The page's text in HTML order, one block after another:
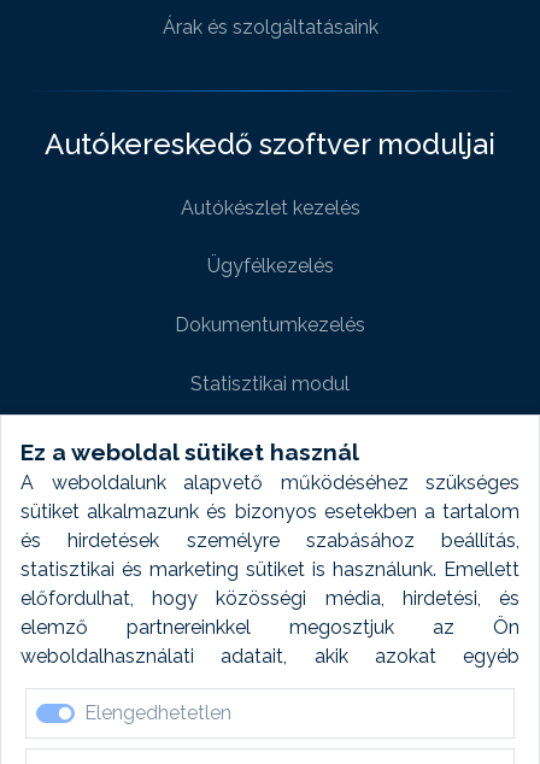
Ez a weboldal sütiket használ
A weboldalunk alapvető működéséhez szükséges
sütiket alkalmazunk és bizonyos esetekben a tartalom
és hirdetések személyre szabásához beállítás,
statisztikai és marketing sütiket is használunk. Emellett
előfordulhat, hogy közösségi média, hirdetési, és
elemző partnereinkkel megosztjuk az Ön
weboldalhasználati adatait, akik azokat egyéb
forrásokból gyűjtött adatokkal kombinálhatják. A sütik
elfogadásával kapcsolatosan naplózást végzünk és
ezen adatokat 6 hónap után automatikusan töröljük. A
Elengedhetetlen
Árak és szolgáltatásaink
Autókereskedő szoftver moduljai
Autókészlet kezelés
Ügyfélkezelés
Dokumentumkezelés
Statisztikai modul
Weboldal modul
Fényképtár extra modul
Autómosó modul
Feladatütemezés